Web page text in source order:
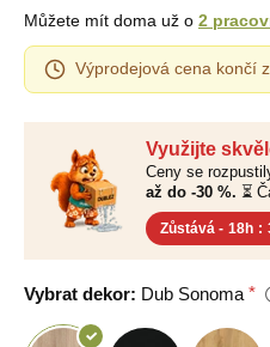
Využijte
Ceny se
až do -30 %. ⏳
Zůstává - 18h :
Vybrat dekor: Dub Sonoma
Můžete mít doma už o 2
Výprodejová cena končí